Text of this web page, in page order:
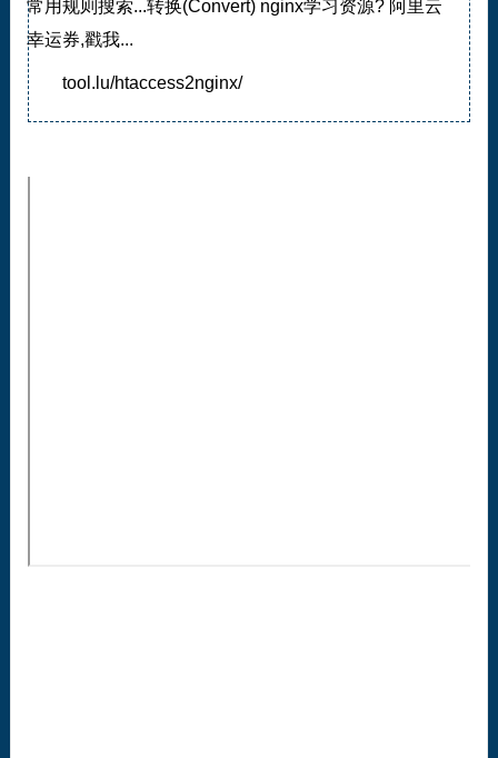
常用规则搜索...转换(Convert) nginx学习资源? 阿里云
幸运券,戳我...
tool.lu/htaccess2nginx/